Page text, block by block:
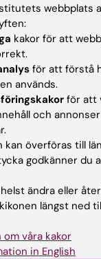
IT-tjänster
informationen
04-02
webbplats
kakor för att
för att förstå
används.
för att
och
överföras till
godkänner du
ändra eller
längst ned
våra kakor
in English